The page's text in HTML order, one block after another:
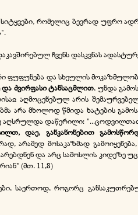
რომელიც ბევრად უფრო
ჩვენს დასკვნას
ფუფუნება და სხეულის
და ძვირფასი ტანსაცმლით, უნდა
აღმოცენებულ არის
არა მხოლოდ წმიდა ხატების
აღსრულდა დაწერილი:
დაე, განკანონებით
არამედ მოსაკაზმად
და არც სამოსლის კიდეზე
(მთ. 11,8)
საერთოდ, როგორც